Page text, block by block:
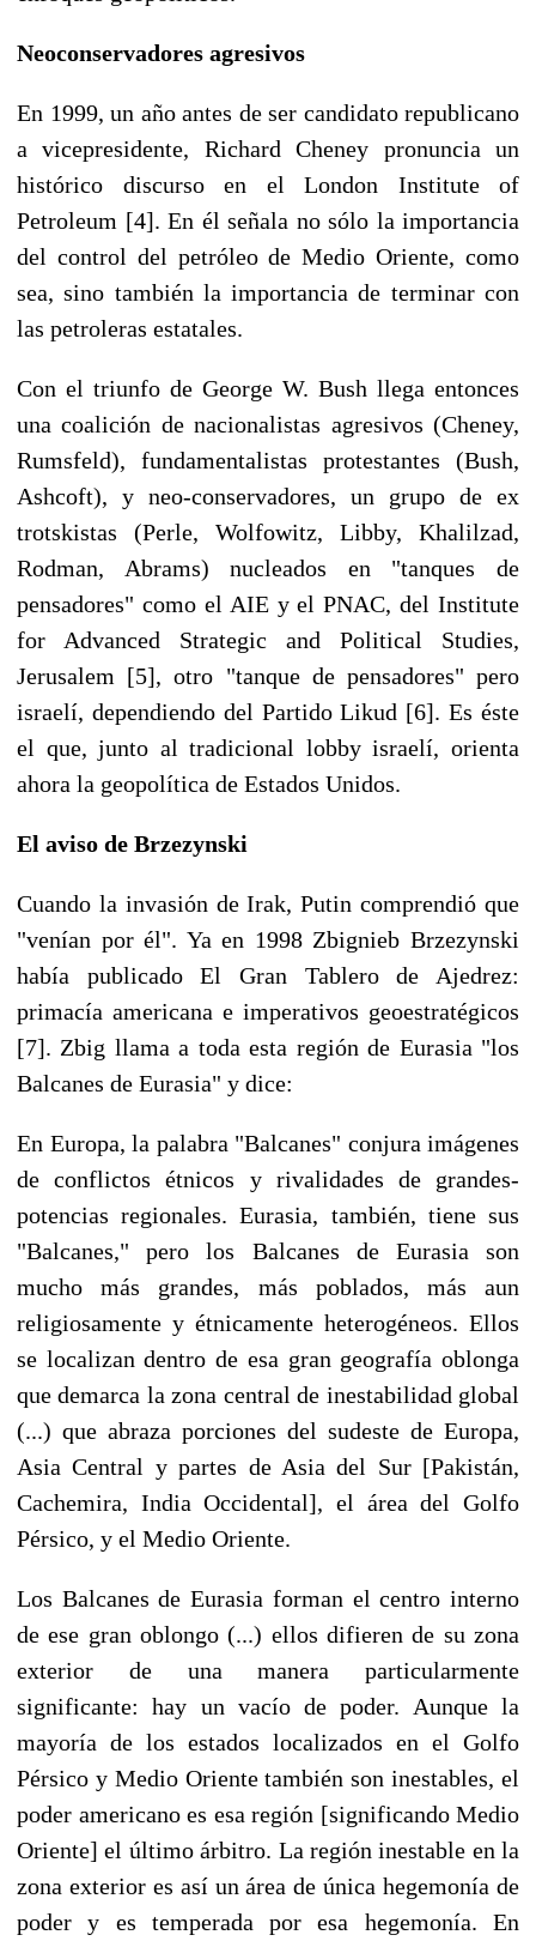
Neoconservadores agresivos
En 1999, un año antes de ser candidato republicano
a vicepresidente, Richard Cheney pronuncia un
histórico discurso en el London Institute of
Petroleum [4]. En él señala no sólo la importancia
del control del petróleo de Medio Oriente, como
sea, sino también la importancia de terminar con
las petroleras estatales.
Con el triunfo de George W. Bush llega entonces
una coalición de nacionalistas agresivos (Cheney,
Rumsfeld), fundamentalistas protestantes (Bush,
Ashcoft), y neo-conservadores, un grupo de ex
trotskistas (Perle, Wolfowitz, Libby, Khalilzad,
Rodman, Abrams) nucleados en "tanques de
pensadores" como el AIE y el PNAC, del Institute
for Advanced Strategic and Political Studies,
Jerusalem [5], otro "tanque de pensadores" pero
israelí, dependiendo del Partido Likud [6]. Es éste
el que, junto al tradicional lobby israelí, orienta
ahora la geopolítica de Estados Unidos.
El aviso de Brzezynski
Cuando la invasión de Irak, Putin comprendió que
"venían por él". Ya en 1998 Zbignieb Brzezynski
había publicado El Gran Tablero de Ajedrez:
primacía americana e imperativos geoestratégicos
[7]. Zbig llama a toda esta región de Eurasia "los
Balcanes de Eurasia" y dice:
En Europa, la palabra "Balcanes" conjura imágenes
de conflictos étnicos y rivalidades de grandes-
potencias regionales. Eurasia, también, tiene sus
"Balcanes," pero los Balcanes de Eurasia son
mucho más grandes, más poblados, más aun
religiosamente y étnicamente heterogéneos. Ellos
se localizan dentro de esa gran geografía oblonga
que demarca la zona central de inestabilidad global
(...) que abraza porciones del sudeste de Europa,
Asia Central y partes de Asia del Sur [Pakistán,
Cachemira, India Occidental], el área del Golfo
Pérsico, y el Medio Oriente.
Los Balcanes de Eurasia forman el centro interno
de ese gran oblongo (...) ellos difieren de su zona
exterior de una manera particularmente
significante: hay un vacío de poder. Aunque la
mayoría de los estados localizados en el Golfo
Pérsico y Medio Oriente también son inestables, el
poder americano es esa región [significando Medio
Oriente] el último árbitro. La región inestable en la
zona exterior es así un área de única hegemonía de
poder y es temperada por esa hegemonía. En